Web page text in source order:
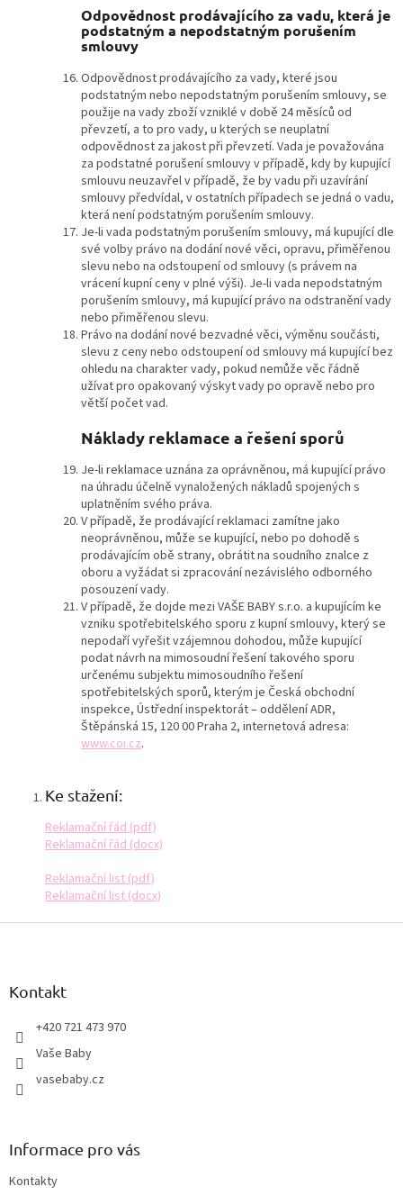
Odpovědnost prodávajícího za vadu, která je
podstatným a nepodstatným porušením
smlouvy
Odpovědnost prodávajícího za vady, které jsou
podstatným nebo nepodstatným porušením smlouvy, se
použije na vady zboží vzniklé v době 24 měsíců od
převzetí, a to pro vady, u kterých se neuplatní
odpovědnost za jakost při převzetí. Vada je považována
za podstatné porušení smlouvy v případě, kdy by kupující
smlouvu neuzavřel v případě, že by vadu při uzavírání
smlouvy předvídal, v ostatních případech se jedná o vadu,
která není podstatným porušením smlouvy.
Je-li vada podstatným porušením smlouvy, má kupující dle
své volby právo na dodání nové věci, opravu, přiměřenou
slevu nebo na odstoupení od smlouvy (s právem na
vrácení kupní ceny v plné výši). Je-li vada nepodstatným
porušením smlouvy, má kupující právo na odstranění vady
nebo přiměřenou slevu.
Právo na dodání nové bezvadné věci, výměnu součásti,
slevu z ceny nebo odstoupení od smlouvy má kupující bez
ohledu na charakter vady, pokud nemůže věc řádně
užívat pro opakovaný výskyt vady po opravě nebo pro
větší počet vad.
Náklady reklamace a řešení sporů
Je-li reklamace uznána za oprávněnou, má kupující právo
na úhradu účelně vynaložených nákladů spojených s
uplatněním svého práva.
V případě, že prodávající reklamaci zamítne jako
neoprávněnou, může se kupující, nebo po dohodě s
prodávajícím obě strany, obrátit na soudního znalce z
oboru a vyžádat si zpracování nezávislého odborného
posouzení vady.
V případě, že dojde mezi VAŠE BABY s.r.o. a kupujícím ke
vzniku spotřebitelského sporu z kupní smlouvy, který se
nepodaří vyřešit vzájemnou dohodou, může kupující
podat návrh na mimosoudní řešení takového sporu
určenému subjektu mimosoudního řešení
spotřebitelských sporů, kterým je Česká obchodní
inspekce, Ústřední inspektorát – oddělení ADR,
Štěpánská 15, 120 00 Praha 2, internetová adresa:
www.coi.cz.
Ke stažení:
Reklamační řád (pdf)
Reklamační řád (docx)
Reklamační list (pdf)
Reklamační list (docx)
Kontakt
+420 721 473 970
Vaše Baby
vasebaby.cz
Informace pro vás
Kontakty